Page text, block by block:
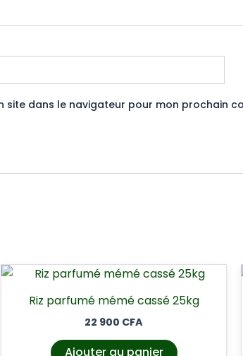
site dans le navigateur pour mon prochain
Riz parfumé mémé cassé 25kg
22 900 CFA
Ajouter au panier